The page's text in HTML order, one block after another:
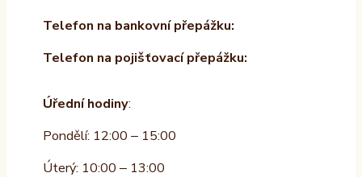
Telefon na bankovní přepážku:
Telefon na pojišťovací přepážku:
Úřední hodiny:
Pondělí: 12:00 – 15:00
Úterý: 10:00 – 13:00